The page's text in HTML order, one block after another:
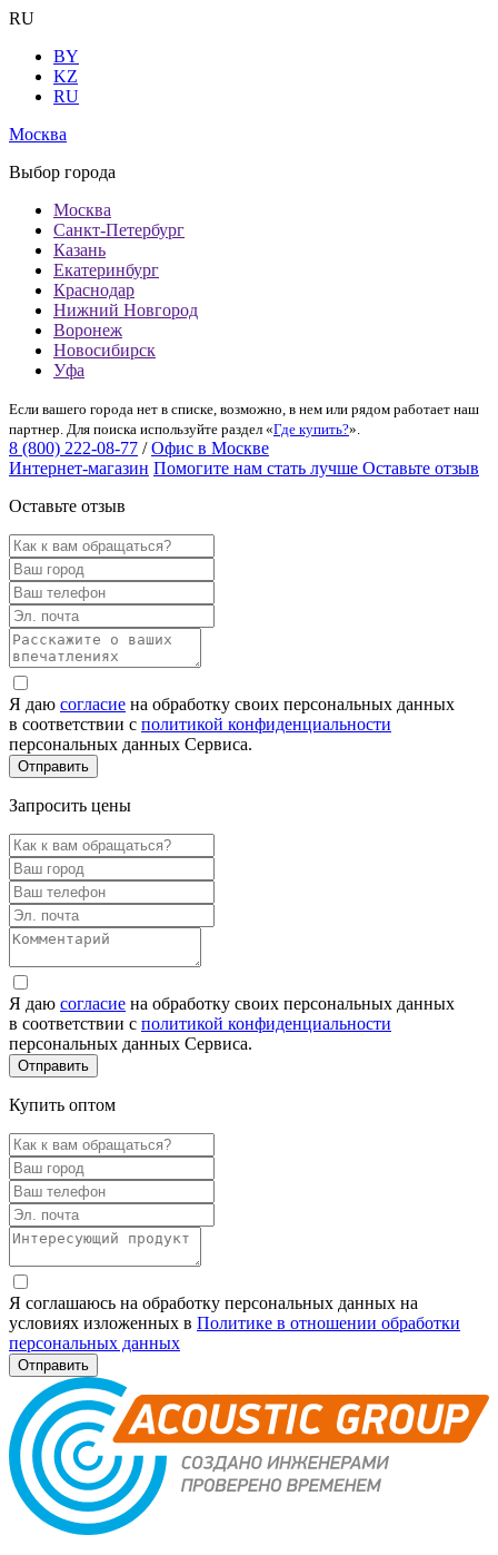
RU
BY
KZ
RU
Москва
Выбор города
Москва
Санкт-Петербург
Казань
Екатеринбург
Краснодар
Нижний Новгород
Воронеж
Новосибирск
Уфа
Если вашего города нет в списке, возможно, в нем или рядом работает наш
партнер. Для поиска используйте раздел «Где купить?».
8 (800) 222-08-77 / Офис в Москве
Интернет-магазин Помогите нам стать лучше Оставьте отзыв
Оставьте отзыв
Я даю согласие на обработку своих персональных данных
в соответствии с политикой конфиденциальности
персональных данных Сервиса.
Запросить цены
Я даю согласие на обработку своих персональных данных
в соответствии с политикой конфиденциальности
персональных данных Сервиса.
Купить оптом
Я соглашаюсь на обработку персональных данных на
условиях изложенных в Политике в отношении обработки
персональных данных